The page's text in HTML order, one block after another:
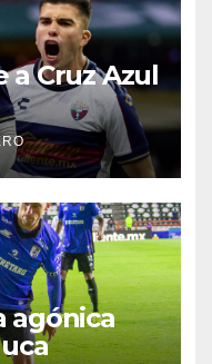
Cruz Azul
agónica